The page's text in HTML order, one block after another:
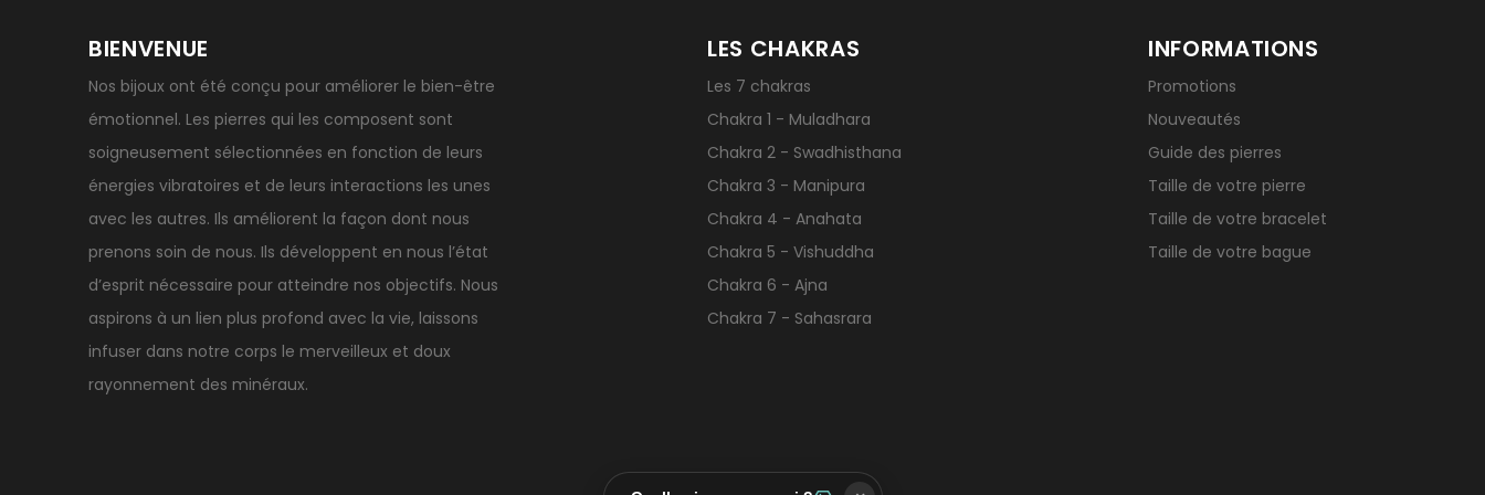
BIENVENUE
Nos bijoux ont été conçu pour améliorer le bien-être
émotionnel. Les pierres qui les composent sont
soigneusement sélectionnées en fonction de leurs
énergies vibratoires et de leurs interactions les unes
avec les autres. Ils améliorent la façon dont nous
prenons soin de nous. Ils développent en nous l’état
d’esprit nécessaire pour atteindre nos objectifs. Nous
aspirons à un lien plus profond avec la vie, laissons
infuser dans notre corps le merveilleux et doux
rayonnement des minéraux.
LES CHAKRAS
Les 7 chakras
Chakra 1 - Muladhara
Chakra 2 - Swadhisthana
Chakra 3 - Manipura
Chakra 4 - Anahata
Chakra 5 - Vishuddha
Chakra 6 - Ajna
Chakra 7 - Sahasrara
INFORMATIONS
Promotions
Nouveautés
Guide des pierres
Taille de votre pierre
Taille de votre bracelet
Taille de votre bague